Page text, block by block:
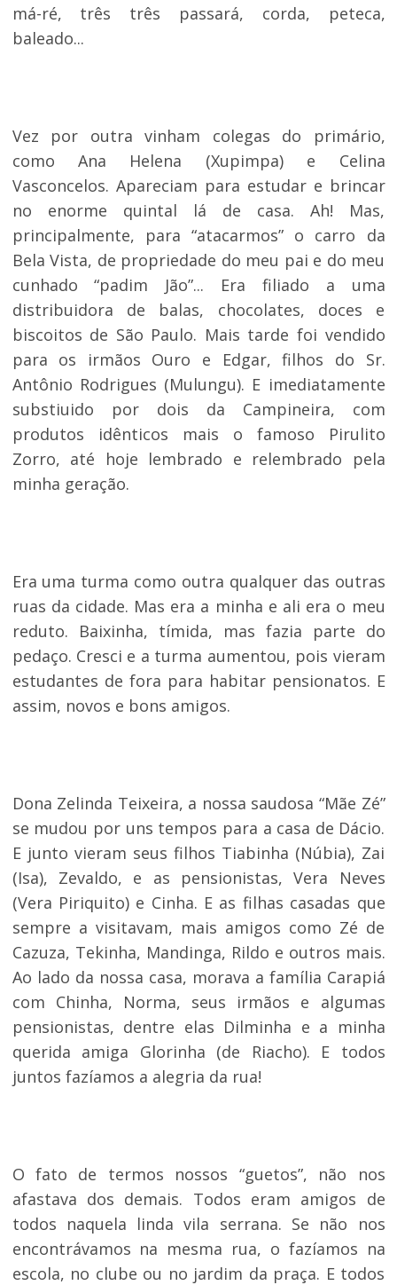
má-ré, três três passará, corda, peteca,
baleado...
Vez por outra vinham colegas do primário,
como Ana Helena (Xupimpa) e Celina
Vasconcelos. Apareciam para estudar e brincar
no enorme quintal lá de casa. Ah! Mas,
principalmente, para “atacarmos” o carro da
Bela Vista, de propriedade do meu pai e do meu
cunhado “padim Jão”... Era filiado a uma
distribuidora de balas, chocolates, doces e
biscoitos de São Paulo. Mais tarde foi vendido
para os irmãos Ouro e Edgar, filhos do Sr.
Antônio Rodrigues (Mulungu). E imediatamente
substiuido por dois da Campineira, com
produtos idênticos mais o famoso Pirulito
Zorro, até hoje lembrado e relembrado pela
minha geração.
Era uma turma como outra qualquer das outras
ruas da cidade. Mas era a minha e ali era o meu
reduto. Baixinha, tímida, mas fazia parte do
pedaço. Cresci e a turma aumentou, pois vieram
estudantes de fora para habitar pensionatos. E
assim, novos e bons amigos.
Dona Zelinda Teixeira, a nossa saudosa “Mãe Zé”
se mudou por uns tempos para a casa de Dácio.
E junto vieram seus filhos Tiabinha (Núbia), Zai
(Isa), Zevaldo, e as pensionistas, Vera Neves
(Vera Piriquito) e Cinha. E as filhas casadas que
sempre a visitavam, mais amigos como Zé de
Cazuza, Tekinha, Mandinga, Rildo e outros mais.
Ao lado da nossa casa, morava a família Carapiá
com Chinha, Norma, seus irmãos e algumas
pensionistas, dentre elas Dilminha e a minha
querida amiga Glorinha (de Riacho). E todos
juntos fazíamos a alegria da rua!
O fato de termos nossos “guetos”, não nos
afastava dos demais. Todos eram amigos de
todos naquela linda vila serrana. Se não nos
encontrávamos na mesma rua, o fazíamos na
escola, no clube ou no jardim da praça. E todos